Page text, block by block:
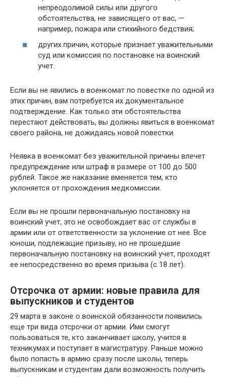
непреодолимой силы или другого
обстоятельства, не зависящего от вас, —
например, пожара или стихийного бедствия;
других причин, которые признает уважительными
суд или комиссия по постановке на воинский
учет.
Если вы не явились в военкомат по повестке по одной из
этих причин, вам потребуется их документальное
подтверждение. Как только эти обстоятельства
перестают действовать, вы должны явиться в военкомат
своего района, не дожидаясь новой повестки.
Неявка в военкомат без уважительной причины влечет
предупреждение или штраф в размере от 100 до 500
рублей. Такое же наказание вменяется тем, кто
уклоняется от прохождения медкомиссии.
Если вы не прошли первоначальную постановку на
воинский учет, это не освобождает вас от службы в
армии или от ответственности за уклонение от нее. Все
юноши, подлежащие призыву, но не прошедшие
первоначальную постановку на воинский учет, проходят
ее непосредственно во время призыва (с 18 лет).
Отсрочка от армии: новые правила для
выпускников и студентов
29 марта в законе о воинской обязанности появились
еще три вида отсрочки от армии. Ими смогут
пользоваться те, кто заканчивает школу, учится в
техникумах и поступает в магистратуру. Раньше можно
было попасть в армию сразу после школы, теперь
выпускникам и студентам дали возможность получить